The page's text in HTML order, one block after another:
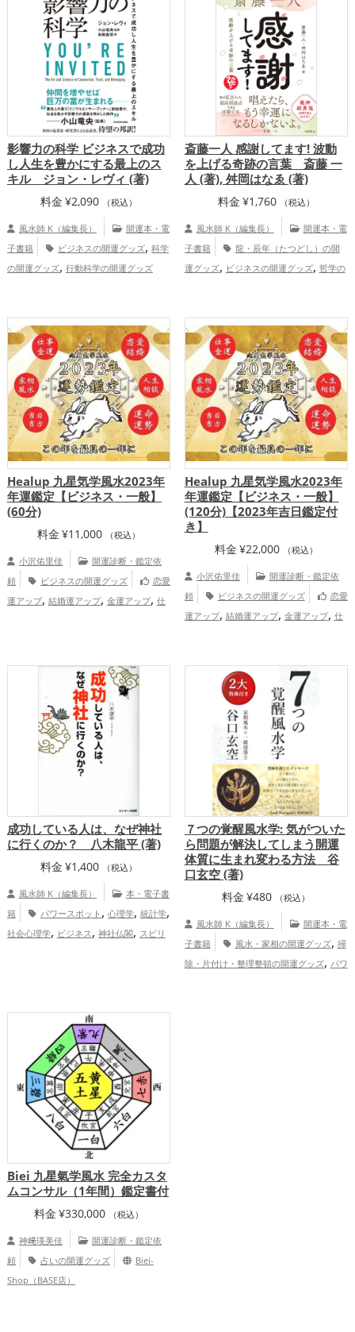
影響力の科学 ビジネスで成功
し人生を豊かにする最上のス
キル ジョン・レヴィ (著)
料金 ¥2,090 （税込）
風水師 K（編集長）
開運本・電
子書籍
ビジネスの開運グッズ, 科学
の開運グッズ, 行動科学の開運グッズ
斎藤一人 感謝してます! 波動
を上げる奇跡の言葉 斎藤 一
人 (著), 舛岡はなゑ (著)
料金 ¥1,760 （税込）
風水師 K（編集長）
開運本・電
子書籍
龍・辰年（たつどし）の開
運グッズ, ビジネスの開運グッズ, 哲学の
運・全体運アップ
Healup 九星気学風水2023年
年運鑑定【ビジネス・一般】
(60分)
料金 ¥11,000 （税込）
小沢佑里佳
開運診断・鑑定依
頼
ビジネスの開運グッズ
恋愛
運アップ, 結婚運アップ, 金運アップ, 仕
Healup 九星気学風水2023年
年運鑑定【ビジネス・一般】
(120分)【2023年吉日鑑定付
き】
料金 ¥22,000 （税込）
小沢佑里佳
開運診断・鑑定依
頼
ビジネスの開運グッズ
恋愛
運アップ, 結婚運アップ, 金運アップ, 仕
成功している人は、なぜ神社
に行くのか？ 八木龍平 (著)
料金 ¥1,400 （税込）
風水師 K（編集長）
本・電子書
籍
パワースポット , 心理学, 統計学,
社会心理学, ビジネス , 神社仏閣, スピリ
７つの覚醒風水学: 気がついた
ら問題が解決してしまう開運
体質に生まれ変わる方法 谷
口玄空 (著)
料金 ¥480 （税込）
風水師 K（編集長）
開運本・電
子書籍
風水・家相の開運グッズ, 掃
除・片付け・整理整頓の開運グッズ, パワ
Biei 九星氣学風水 完全カスタ
ムコンサル（1年間）鑑定書付
料金 ¥330,000 （税込）
神﨑瑛美佳
開運診断・鑑定依
頼
占いの開運グッズ
Biei-
Shop（BASE店）